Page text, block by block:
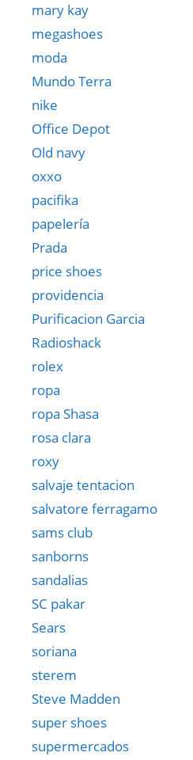
mary kay
megashoes
moda
Mundo Terra
nike
Office Depot
Old navy
oxxo
pacifika
papelería
Prada
price shoes
providencia
Purificacion Garcia
Radioshack
rolex
ropa
ropa Shasa
rosa clara
roxy
salvaje tentacion
salvatore ferragamo
sams club
sanborns
sandalias
SC pakar
Sears
soriana
sterem
Steve Madden
super shoes
supermercados